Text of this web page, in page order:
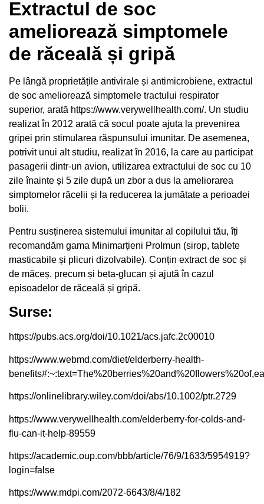
Extractul de soc
ameliorează simptomele
de răceală și gripă
Pe lângă proprietățile antivirale și antimicrobiene, extractul
de soc ameliorează simptomele tractului respirator
superior, arată https://www.verywellhealth.com/. Un studiu
realizat în 2012 arată că socul poate ajuta la prevenirea
gripei prin stimularea răspunsului imunitar. De asemenea,
potrivit unui altstudiu, realizat în 2016, la care au participat
pasagerii dintr-un avion, utilizarea extractului de soc cu 10
zile înainte și 5 zile după un zbor a dus la ameliorarea
simptomelor răcelii și la reducerea la jumătate a perioadei
bolii.
Pentru susținerea sistemului imunitar al copilului tău, îți
recomandăm gama Minimarțieni ProImun (sirop, tablete
masticabile și plicuri dizolvabile). Conțin extract de soc și
de măceș, precum și beta-glucan și ajută în cazul
episoadelor de răceală și gripă.
Surse:
https://pubs.acs.org/doi/10.1021/acs.jafc.2c00010
https://www.webmd.com/diet/elderberry-health-
https://onlinelibrary.wiley.com/doi/abs/10.1002/ptr.2729
https://www.verywellhealth.com/elderberry-for-colds-and-
flu-can-it-help-89559
https://academic.oup.com/bbb/article/76/9/1633/5954919?
login=false
https://www.mdpi.com/2072-6643/8/4/182